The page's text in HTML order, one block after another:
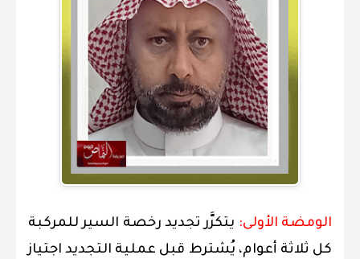
الومضة الأولى: يتكرَّر تجديد رخصة السير للمركبة
كل ثلاثة أعوام، يُشترط قبل عملية التجديد اجتياز